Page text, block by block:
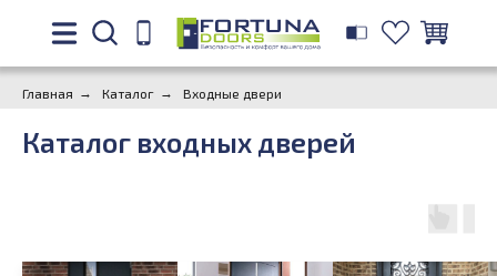
Главная → Каталог → Входные двери
Каталог входных дверей